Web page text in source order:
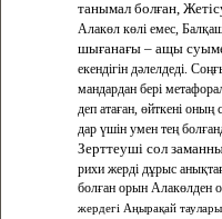
танымал болған,
Алакөл көлі емес,
шығанағы – ащы
екендігін дәлелдеді.
мандардан бері
деп атаған, өйткені
дар үшін умен тең
Зерттеуші сол
рихи жерді дұрыс
болған орын Алакөлден
жердегі Аңырақай